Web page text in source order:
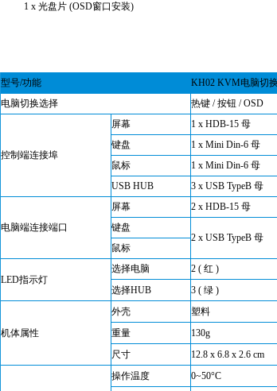
1 x 光盘片 (OSD窗口安装)
型号/功能
KH02 KVM电脑切
电脑切换选择
热键 / 按钮 / OSD
控制端连接埠
屏幕
1 x HDB-15 母
键盘
1 x Mini Din-6 母
鼠标
1 x Mini Din-6 母
USB HUB
3 x USB TypeB 母
电脑端连接端口
屏幕
2 x HDB-15 母
键盘
2 x USB TypeB 母
鼠标
LED指示灯
选择电脑
2 ( 红 )
选择HUB
3 ( 绿 )
机体属性
外壳
塑料
重量
130g
尺寸
12.8 x 6.8 x 2.6 cm
操作温度
0~50°C